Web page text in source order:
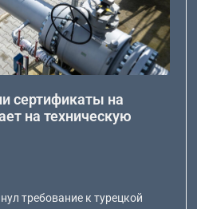
сертификаты на
на техническую
требование к турецкой